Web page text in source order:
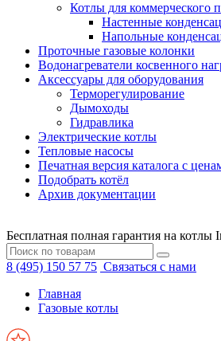
Котлы для коммерческого
Настенные
Напольные
Проточные газовые колонки
Водонагреватели косвенного
Аксессуары для оборудования
Терморегулирование
Дымоходы
Гидравлика
Электрические котлы
Тепловые насосы
Печатная версия каталога с
Подобрать котёл
Архив документации
Бесплатная полная гарантия на котлы
8 (495) 150 57 75 Связаться с нами
Главная
Газовые котлы